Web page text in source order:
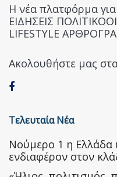
Η νέα πλατφόρμα
ΕΙΔΗΣΕΙΣ
LIFESTYLE
Ακολουθήστε μας
Τελευταία Νέα
Nούμερο 1 η Ελλάδα
ενδιαφέρον στον